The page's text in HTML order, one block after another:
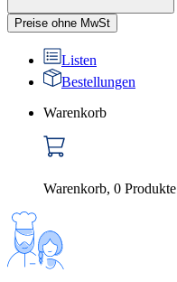
Preise ohne MwSt
Listen
Bestellungen
Warenkorb
Warenkorb, 0 Produkte